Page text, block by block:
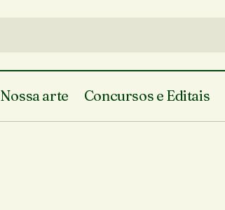
Nossa arte Concursos e Editais